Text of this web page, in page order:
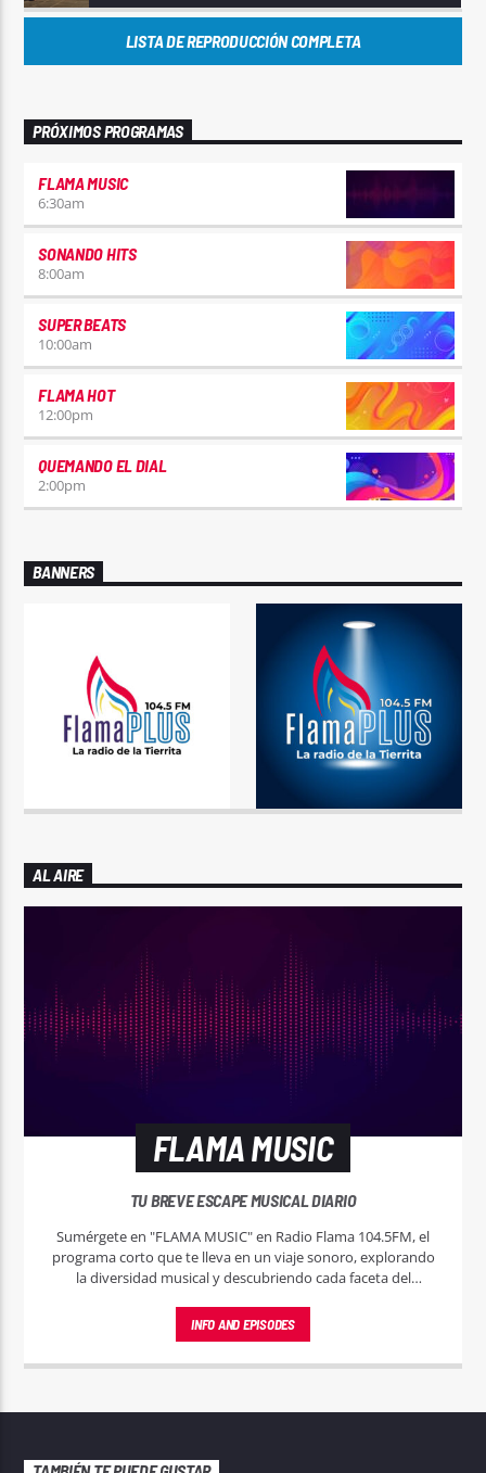
LISTA DE REPRODUCCIÓN COMPLETA
PRÓXIMOS PROGRAMAS
FLAMA MUSIC
6:30am
SONANDO HITS
8:00am
SUPER BEATS
10:00am
FLAMA HOT
12:00pm
QUEMANDO EL DIAL
2:00pm
BANNERS
AL AIRE
FLAMA MUSIC
TU BREVE ESCAPE MUSICAL DIARIO
Sumérgete en "FLAMA MUSIC" en Radio Flama 104.5FM, el
programa corto que te lleva en un viaje sonoro, explorando
la diversidad musical y descubriendo cada faceta del
INFO AND EPISODES